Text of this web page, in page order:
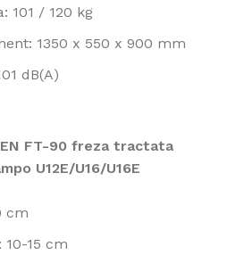
101 / 120 kg
1350 x 550 x 900 mm
dB(A)
FT-90 freza tractata
U12E/U16/U16E
cm
15 cm